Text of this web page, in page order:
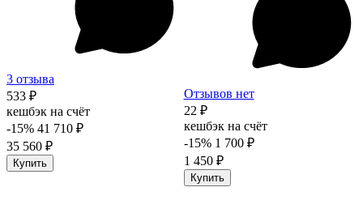
3 отзыва
533 ₽
кешбэк на счёт
-15% 41 710 ₽
35 560 ₽
Купить
Отзывов нет
22 ₽
кешбэк на счёт
-15% 1 700 ₽
1 450 ₽
Купить